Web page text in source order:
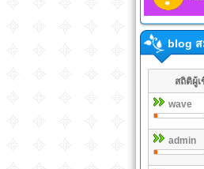
blog
สถิติผู้
wave
admin